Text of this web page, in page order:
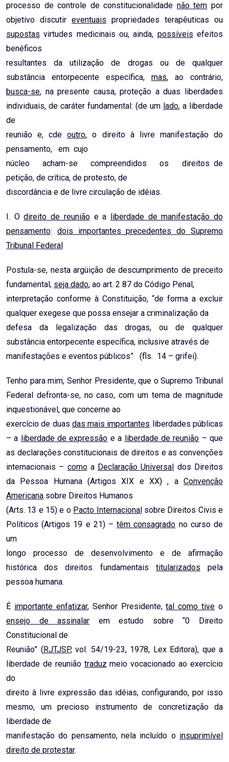
processo de controle de constitucionalidade não tem por
objetivo discutir eventuais propriedades terapêuticas ou
supostas virtudes medicinais ou, ainda, possíveis efeitos
benéficos
resultantes da utilização de drogas ou de qualquer
substância entorpecente específica, mas, ao contrário,
busca-se, na presente causa, proteção a duas liberdades
individuais, de caráter fundamental: (de um lado, a liberdade
de
reunião e, cdeoutro, o direito à livre manifestação do
pensamento, em cujo
núcleo acham-se compreendidos os direitos de
petição, de crítica, de protesto, de
discordância e de livre circulação de idéias.
I. Odireito de reuniãoe a
liberdade de manifestação do
pensamento: dois importantes precedentes do Supremo
Tribunal Federal
Postula-se, nesta argüição de descumprimento de preceito
fundamental, seja dado, ao art. 2 87 do Código Penal,
interpretação conforme à Constituição, “de forma a excluir
qualquer exegese que possa ensejar a criminalização da
defesa da legalização das drogas, ou de qualquer
substância entorpecente específica, inclusive através de
manifestações e eventos públicos” (fls. 14 – grifei).
Tenho para mim, Senhor Presidente, que o Supremo Tribunal
Federal defronta-se, no caso, com um tema de magnitude
inquestionável, que concerne ao
exercício de duas das mais importantes liberdades públicas
– a liberdade de expressão e a liberdade de reunião – que
as declarações constitucionais de direitos e as convenções
internacionais – comoa Declaração Universal dos Direitos
da Pessoa Humana (Artigos XIX e XX) , a Convenção
Americana sobre Direitos Humanos
(Arts. 13 e 15) e o Pacto Internacional sobre Direitos Civis e
Políticos (Artigos 19 e 21) –têm consagrado no curso de
um
longo processo de desenvolvimento e de afirmação
histórica dos direitos fundamentais titularizados pela
pessoa humana.
É importante enfatizar, Senhor Presidente,tal como tive o
ensejo de assinalar em estudo sobre “0 Direito
Constitucional de
Reunião” ( RJTJSP, vol. 54/19-23, 1978, Lex Editora), que a
liberdade de reunião traduz meio vocacionado ao exercício
do
direito à livre expressão das idéias, configurando, por isso
mesmo, um precioso instrumento de concretização da
liberdade de
manifestação do pensamento, nela incluído o insuprimível
direito de protestar.